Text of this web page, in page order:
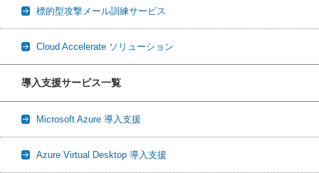
標的型攻撃メール訓練サービス
Cloud Accelerate ソリューション
導入支援サービス一覧
Microsoft Azure 導入支援
Azure Virtual Desktop 導入支援